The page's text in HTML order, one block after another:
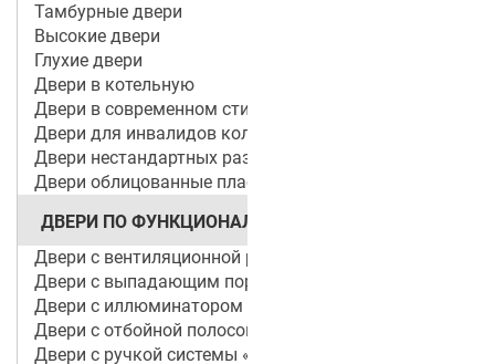
Тамбурные двери
Высокие двери
Глухие двери
Двери в котельную
Двери в современном стиле
Двери для инвалидов колясочников
Двери нестандартных размеров
Двери облицованные пластиком
ДВЕРИ ПО ФУНКЦИОНАЛУ
Двери с вентиляционной решеткой
Двери с выпадающим порогом / беспороговые
Двери с иллюминатором
Двери с отбойной полосой (пластиной)
Двери с ручкой системы «Антипаника»